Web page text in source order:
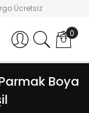
Ücretsiz
Hesabım 0
Boya